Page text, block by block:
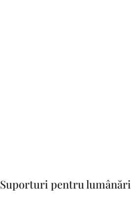
Suporturi pentru lumânări